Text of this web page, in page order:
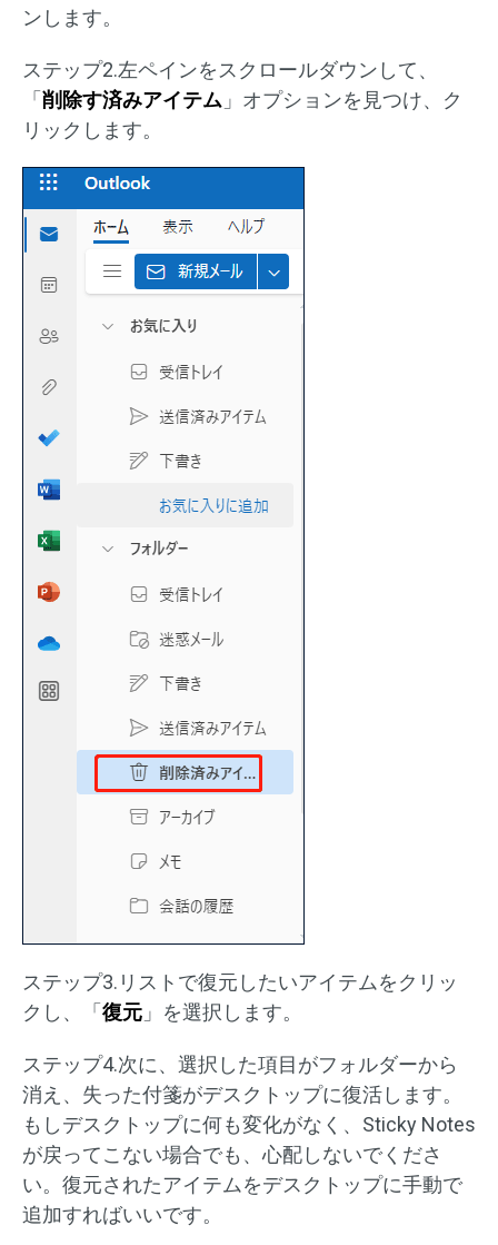
ンします。
ステップ2.左ペインをスクロールダウンして、
「 削除す済みアイテム 」オプションを見つけ、ク
リックします。
ステップ3.リストで復元したいアイテムをクリッ
クし、「 復元 」を選択します。
ステップ4.次に、選択した項目がフォルダーから
消え、失った付箋がデスクトップに復活します。
もしデスクトップに何も変化がなく、Sticky Notes
が戻ってこない場合でも、心配しないでくださ
い。復元されたアイテムをデスクトップに手動で
追加すればいいです。